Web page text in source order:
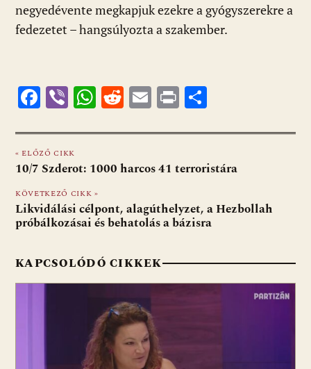
negyedévente megkapjuk ezekre a gyógyszerekre a
fedezetet – hangsúlyozta a szakember.
F
e
b
o
o
k
Vi
er
W
at
s
A
p
p
R
d
di
E
ai
l
Pr
t za
m
g
« ELŐZŐ CIKK
10/7 Szderot: 1000 harcos 41 terroristára
KÖVETKEZŐ CIKK »
Likvidálási célpont, alagúthelyzet, a Hezbollah
próbálkozásai és behatolás a bázisra
KAPCSOLÓDÓ CIKKEK